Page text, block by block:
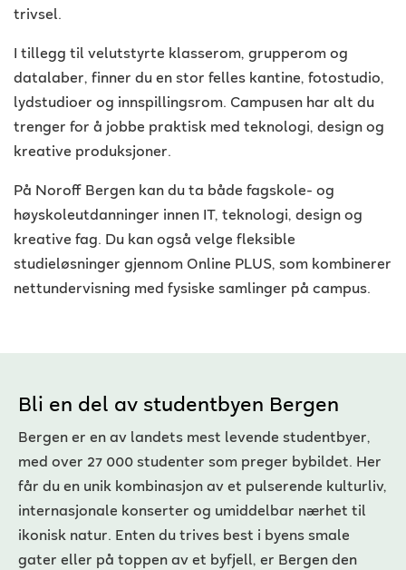
trivsel.
I tillegg til velutstyrte klasserom, grupperom og
datalaber, finner du en stor felles kantine, fotostudio,
lydstudioer og innspillingsrom. Campusen har alt du
trenger for å jobbe praktisk med teknologi, design og
kreative produksjoner.
På Noroff Bergen kan du ta både fagskole- og
høyskoleutdanninger innen IT, teknologi, design og
kreative fag. Du kan også velge fleksible
studieløsninger gjennom Online PLUS, som kombinerer
nettundervisning med fysiske samlinger på campus.
Bli en del av studentbyen Bergen
Bergen er en av landets mest levende studentbyer,
med over 27 000 studenter som preger bybildet. Her
får du en unik kombinasjon av et pulserende kulturliv,
internasjonale konserter og umiddelbar nærhet til
ikonisk natur. Enten du trives best i byens smale
gater eller på toppen av et byfjell, er Bergen den